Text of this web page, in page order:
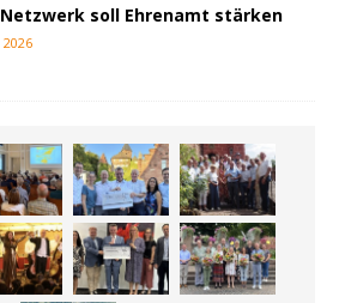
soll Ehrenamt stärken
2026